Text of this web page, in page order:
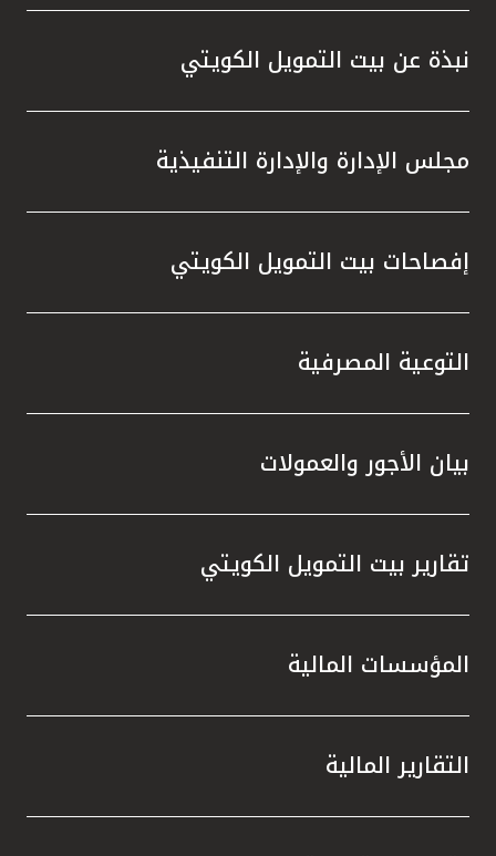
المصرفية،وخدمة KFHonline، وأجهزة الصرف
الآلي والاستفادة من الفرص المميزة التي
توفرها، والتي تمنحهم إمكانية الفوز بجوائز قيّمة
في السحوبات المقبلة ، إلى جانب المزايا
وخدماته المصرفية والتي تلبي تطلعاتهم وتعزز
نبذة عن بيت التمويل الكويتي
مجلس الإدارة والإدارة التنفيذية
إفصاحات بيت التمويل الكويتي
التوعية المصرفية
بيان الأجور والعمولات
تقارير بيت التمويل الكويتي
المؤسسات المالية
التقارير المالية